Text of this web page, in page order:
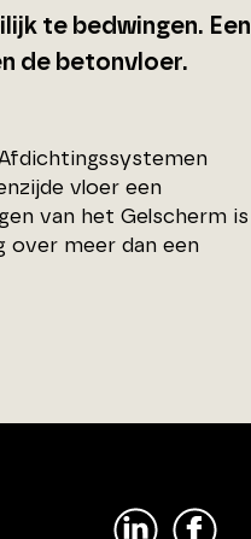
te bedwingen. Een
de betonvloer.
vloer een
van het Gelscherm is
over meer dan een